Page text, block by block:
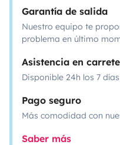
Garantía de salida
Nuestro equipo te
problema en último
Asistencia en
Disponible 24h los 7
Pago seguro
Más comodidad con
Saber más